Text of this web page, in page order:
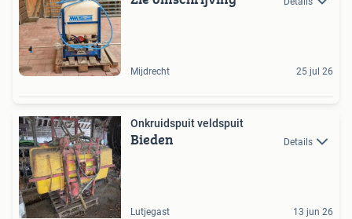
Mijdrecht 25 jul 26
Onkruidspuit veldspuit
Bieden Details
Lutjegast 13 jun 26